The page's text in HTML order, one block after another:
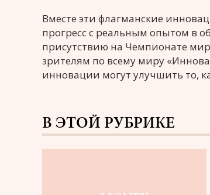
Вместе эти флагманские
прогресс с реальным опытом в
присутствию на Чемпионате
зрителям по всему миру
инновации могут улучшить то,
В ЭТОЙ РУБРИКЕ